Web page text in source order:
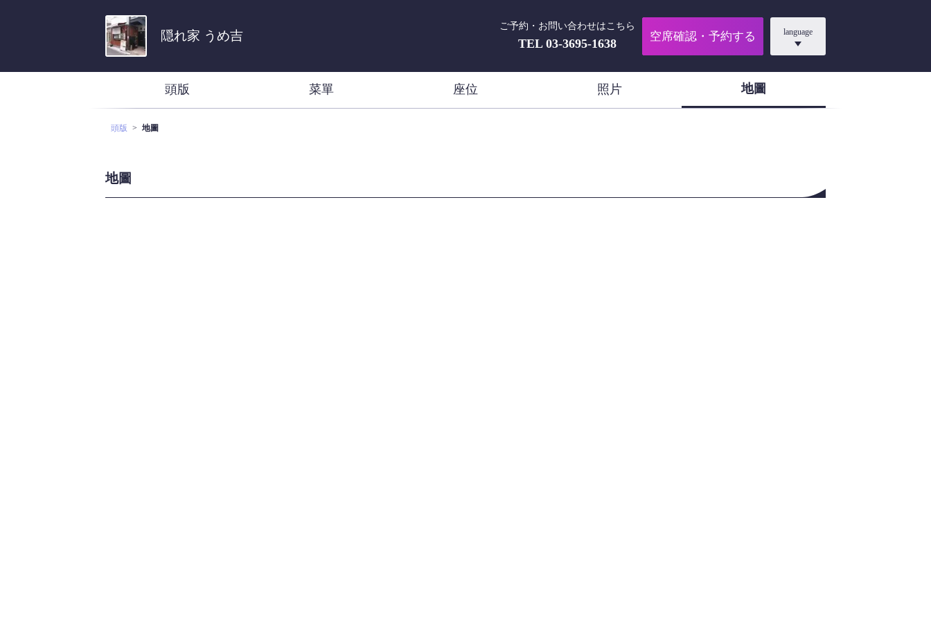
隠れ家 うめ吉
ご予約・お問い合わせはこちら
TEL03-3695-1638
空席確認・予約する language
頭版 菜單 座位 照片 地圖
頭版 地圖
地圖